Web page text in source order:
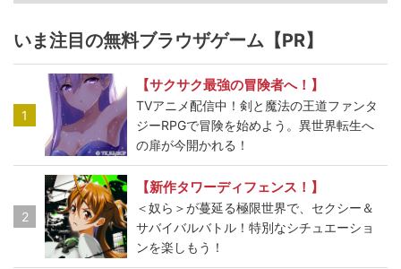
いま注目の無料ブラウザゲーム【PR】
1
【サクサク最強の冒険者へ！】
TVアニメ配信中！剣と魔法の王道ファンタ
ジーRPGで冒険を始めよう。異世界転生へ
の扉が今開かれる！
2
【新作タワーディフェンス！】
＜奴ら＞が蔓延る極限世界で、セクシー＆
サバイバルバトル！特別なシチュエーショ
ンを楽しもう！